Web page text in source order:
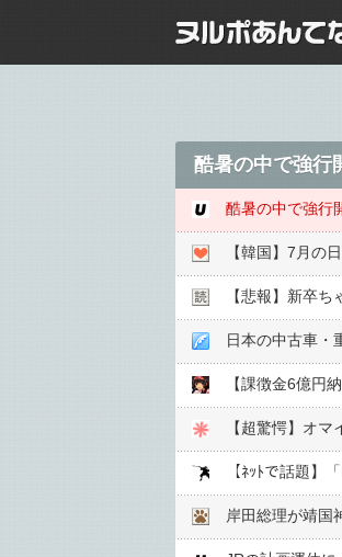
酷暑の中で強行
酷暑の中で強行
【韓国】7月の
【悲報】新卒
日本の中古車・
【課徴金6億円
【超驚愕】オ
岸田総理が靖国